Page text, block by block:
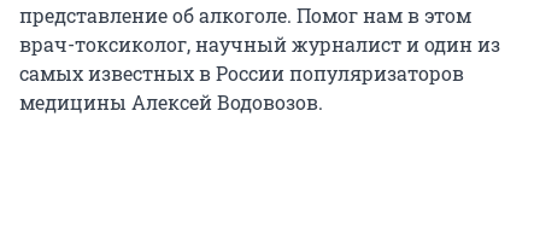
представление об алкоголе. Помог нам в этом
врач-токсиколог, научный журналист и один из
самых известных в России популяризаторов
медицины Алексей Водовозов.